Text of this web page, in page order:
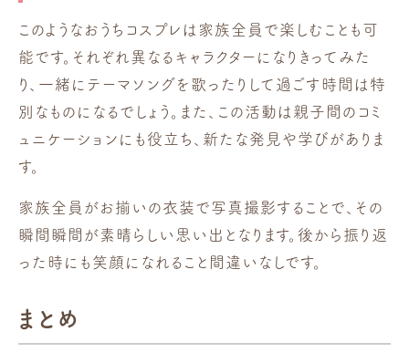
このようなおうちコスプレは家族全員で楽しむことも可
能です。それぞれ異なるキャラクターになりきってみた
り、一緒にテーマソングを歌ったりして過ごす時間は特
別なものになるでしょう。また、この活動は親子間のコミ
ュニケーションにも役立ち、新たな発見や学びがありま
す。
家族全員がお揃いの衣装で写真撮影することで、その
瞬間瞬間が素晴らしい思い出となります。後から振り返
った時にも笑顔になれること間違いなしです。
まとめ